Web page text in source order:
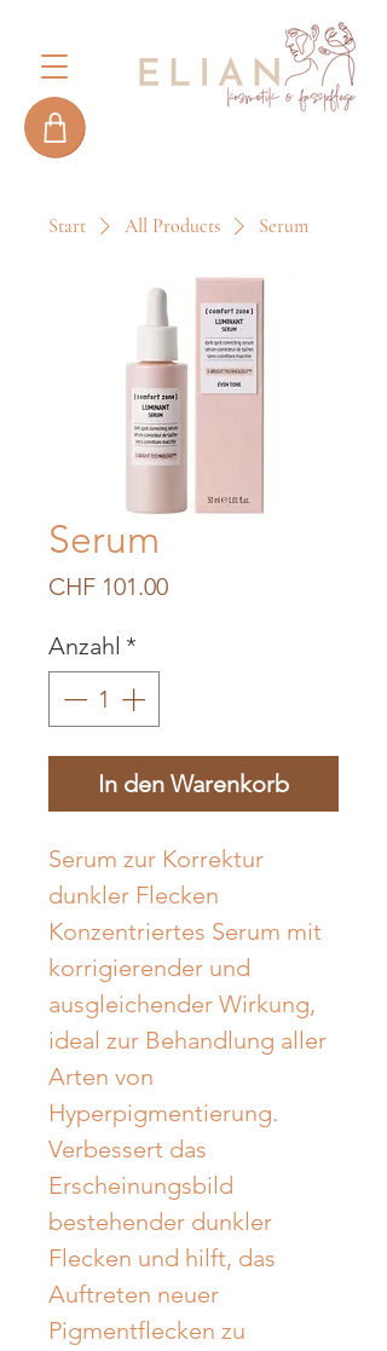
Start All Products Serum
Serum
CHF 101.00Preis
Anzahl *
In den Warenkorb
Serum zur Korrektur
dunkler Flecken
Konzentriertes Serum mit
korrigierender und
ausgleichender Wirkung,
ideal zur Behandlung aller
Arten von
Hyperpigmentierung.
Verbessert das
Erscheinungsbild
bestehender dunkler
Flecken und hilft, das
Auftreten neuer
Pigmentflecken zu